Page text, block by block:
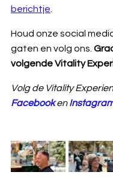
berichtje
Houd onze social
gaten en volg ons.
volgende Vitality
Volg de Vitality
Facebook en